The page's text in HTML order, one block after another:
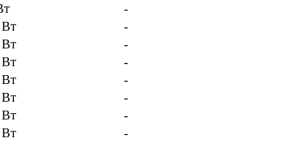
-
Вт
-
Вт
-
Вт
-
Вт
-
Вт
-
Вт
-
Вт
-